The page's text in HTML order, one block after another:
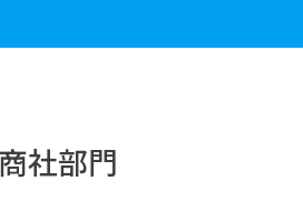
社部門